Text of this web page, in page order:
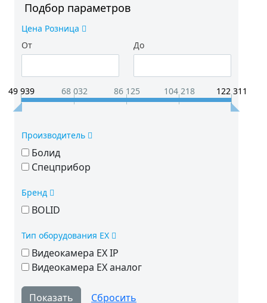
Подбор параметров
Цена Розница
От
До
49 939 68 032 86 125 104 218 122 311
Производитель
Болид
Спецприбор
Бренд
BOLID
Тип оборудования EX
Видеокамера EX IP
Видеокамера EX аналог